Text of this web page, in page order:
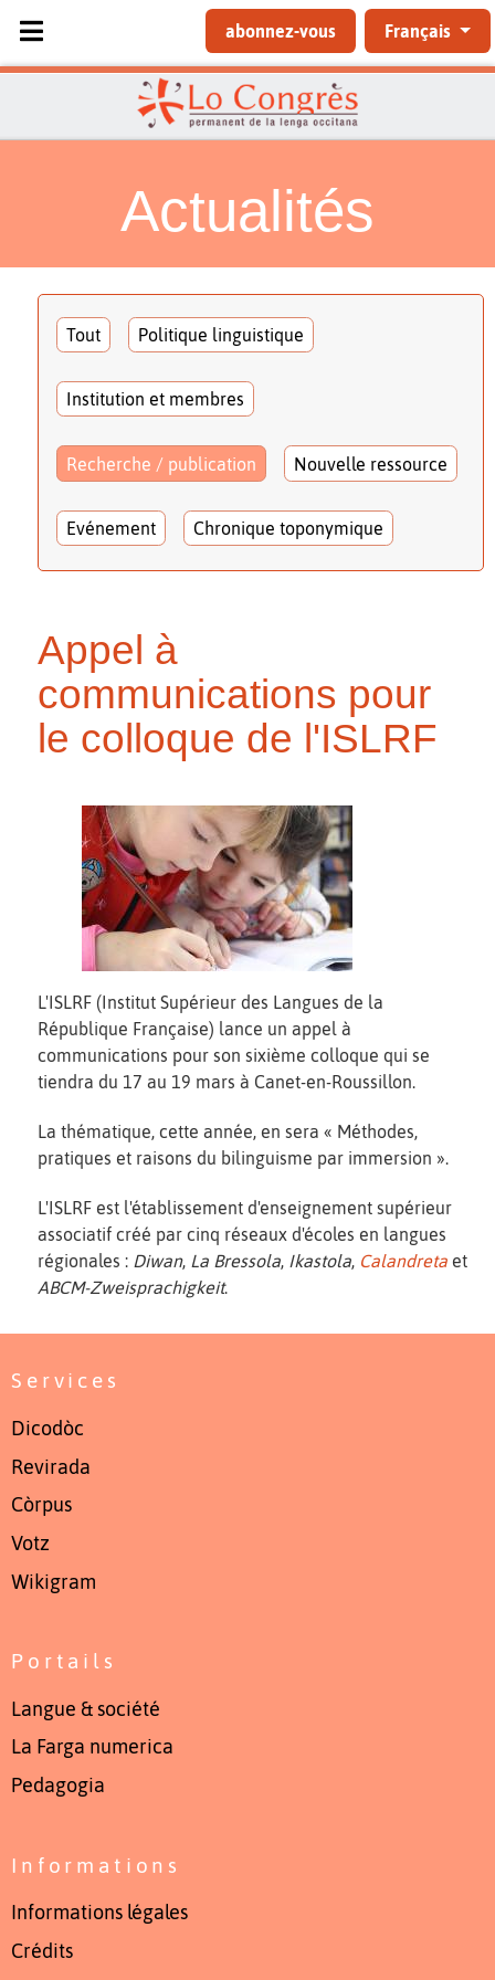
Sélectionnez votre langue
abonnez-vous Français
Actualités
Tout Politique linguistique
Institution et membres
Recherche / publication Nouvelle ressource
Evénement Chronique toponymique
Appel à
communications pour
le colloque de l'ISLRF
L'ISLRF (Institut Supérieur des Langues de la
République Française) lance un appel à
communications pour son sixième colloque qui se
tiendra du 17 au 19 mars à Canet-en-Roussillon.
La thématique, cette année, en sera « Méthodes,
pratiques et raisons du bilinguisme par immersion ».
L'ISLRF est l'établissement d'enseignement supérieur
associatif créé par cinq réseaux d'écoles en langues
régionales : Diwan, La Bressola, Ikastola, Calandreta et
ABCM-Zweisprachigkeit.
Services
Dicodòc
Revirada
Còrpus
Votz
Wikigram
Portails
Langue & société
La Farga numerica
Pedagogia
Informations
Informations légales
Crédits